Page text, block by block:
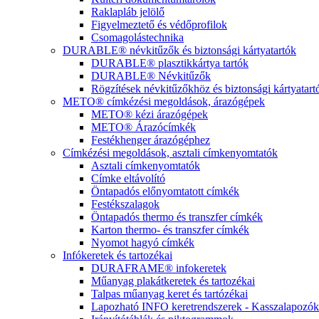
Raklapláb jelölő
Figyelmeztető és védőprofilok
Csomagolástechnika
DURABLE® névkitűzők és biztonsági kártyatartók
DURABLE® plasztikkártya tartók
DURABLE® Névkitűzők
Rögzítések névkitűzőkhöz és biztonsági
METO® címkézési megoldások, árazógépek
METO® kézi árazógépek
METO® Árazócímkék
Festékhenger árazógéphez
Címkézési megoldások, asztali címkenyomtatók
Asztali címkenyomtatók
Címke eltávolító
Öntapadós előnyomtatott címkék
Festékszalagok
Öntapadós thermo és transzfer címkék
Karton thermo- és transzfer címkék
Nyomot hagyó címkék
Infókeretek és tartozékai
DURAFRAME® infokeretek
Műanyag plakátkeretek és tartozékai
Talpas műanyag keret és tartózékai
Lapozható INFO keretrendszerek - Kasszalapozók